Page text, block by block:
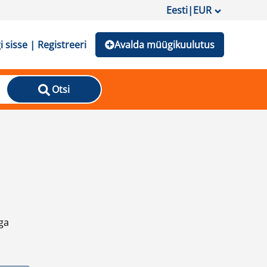
Eesti|EUR
sisse | Registreeri Avalda müügikuulutus
Otsi